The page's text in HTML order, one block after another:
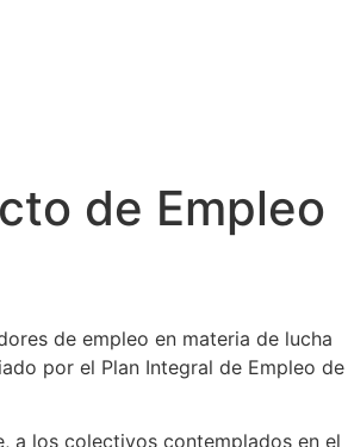
de Empleo
de empleo en materia de lucha
por el Plan Integral de Empleo de
a los colectivos contemplados en el